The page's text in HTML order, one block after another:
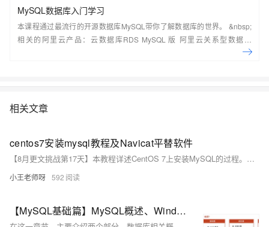
MySQL数据库入门学习
本课程通过最流行的开源数据库MySQL带你了解数据库的世界。 &nbsp;
相关的阿里云产品：云数据库RDS MySQL 版 阿里云关系型数据库
RDS（Relational Database Service）是一种稳定可靠、可弹性伸缩的在
相关文章
centos7安装mysql教程及Navicat平替软件
【8月更文挑战第17天】本教程详述CentOS 7上安装MySQL的过程。首先确保移除任何预装的MySQL组件，然后通过wget获取并安装MySQL的YUM源。可以选择安装特定版本如5.7或8.0。安装MySQL服务器后，启动服务并查找初始密码。登录MySQL后应立即更改密码，并可根据需要设置远程访问权限。此外，还推荐使用免费开源的DBeaver作为数据库管理工具，提供了安装步骤以方便管理和操作MySQL数据库。
小王老师呀 592
【MySQL基础篇】MySQL概述、Windows下载MySQL8.0超详细图文安装教程